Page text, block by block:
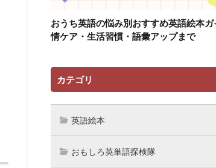
おうち英語の悩み別おすすめ英語絵本
情ケア・生活習慣・語彙アップまで
カテゴリ
英語絵本
おもしろ英単語探検隊